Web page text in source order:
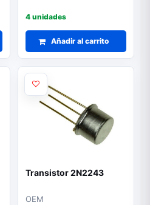
4 unidades
Añadir al carrito
Transistor 2N2243
OEM